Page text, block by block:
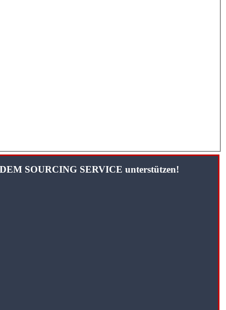
SOURCING SERVICE unterstützen!